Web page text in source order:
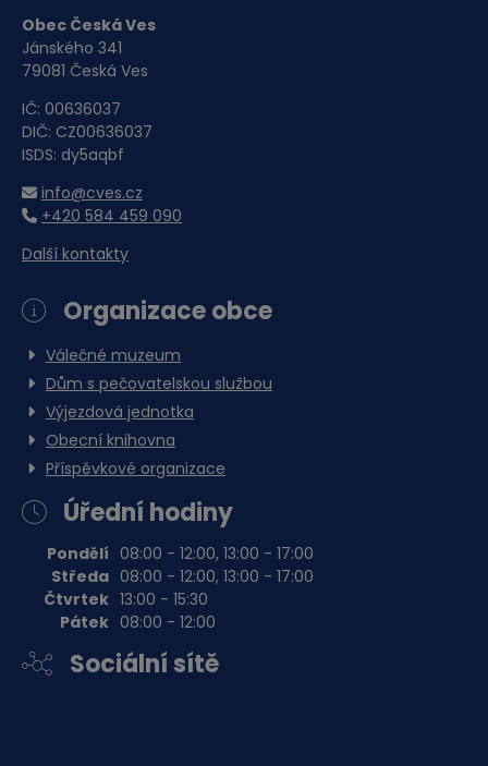
Obec Česká Ves
Jánského 341
79081 Česká Ves
IČ: 00636037
DIČ: CZ00636037
ISDS: dy5aqbf
info@cves.cz
+420 584 459 090
Další kontakty
Organizace obce
Válečné muzeum
Dům s pečovatelskou službou
Výjezdová jednotka
Obecní knihovna
Příspěvkové organizace
Úřední hodiny
Pondělí
Středa
Čtvrtek
Pátek
08:00 - 12:00, 13:00 - 17:00
08:00 - 12:00, 13:00 - 17:00
13:00 - 15:30
08:00 - 12:00
Sociální sítě